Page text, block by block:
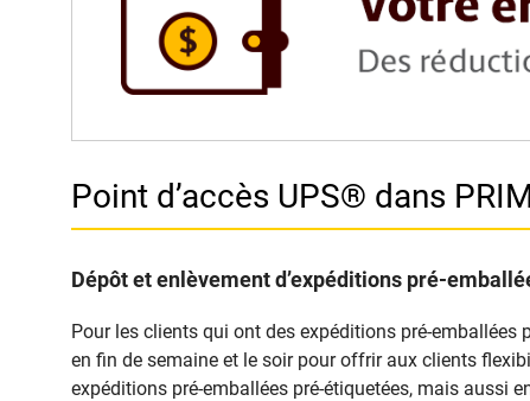
Point d’accès UPS® dans
Dépôt et enlèvement d’expéditions pré-
Pour les clients qui ont des expéditions pré-emballées
en fin de semaine et le soir pour offrir aux clients
expéditions pré-emballées pré-étiquetées, mais aussi